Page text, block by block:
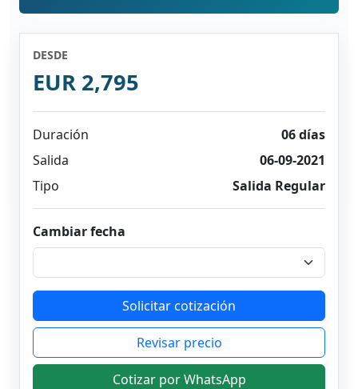
DESDE
EUR 2,795
Duración
06 días
Salida
06-09-2021
Tipo
Salida Regular
Cambiar fecha
Solicitar cotización
Revisar precio
Cotizar por WhatsApp